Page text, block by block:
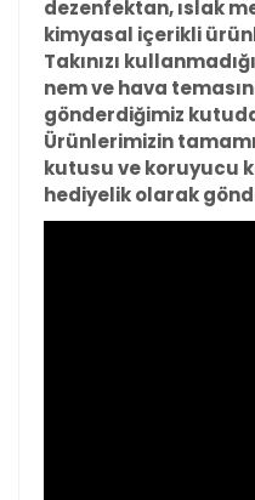
dezenfektan, ıslak
kimyasal içerikli
Takınızı
nem ve hava
gönderdiğimiz
Ürünlerimizin
kutusu ve koruyucu
hediyelik olarak